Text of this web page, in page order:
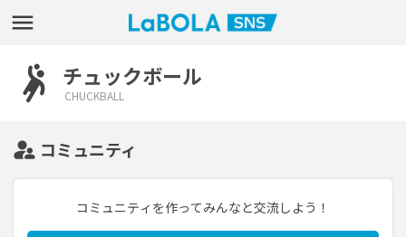
チュックボール
CHUCKBALL
コミュニティ
コミュニティを作ってみんなと交流しよう！